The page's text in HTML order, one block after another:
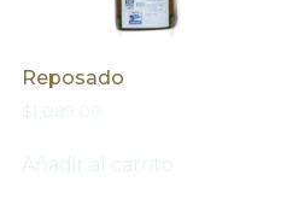
Reposado
$1,089.00
Añadir al carrito